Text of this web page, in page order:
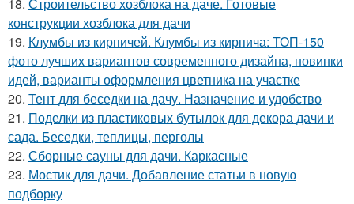
18. Строительство хозблока на даче. Готовые
конструкции хозблока для дачи
19. Клумбы из кирпичей. Клумбы из кирпича: ТОП-150
фото лучших вариантов современного дизайна, новинки
идей, варианты оформления цветника на участке
20. Тент для беседки на дачу. Назначение и удобство
21. Поделки из пластиковых бутылок для декора дачи и
сада. Беседки, теплицы, перголы
22. Сборные сауны для дачи. Каркасные
23. Мостик для дачи. Добавление статьи в новую
подборку